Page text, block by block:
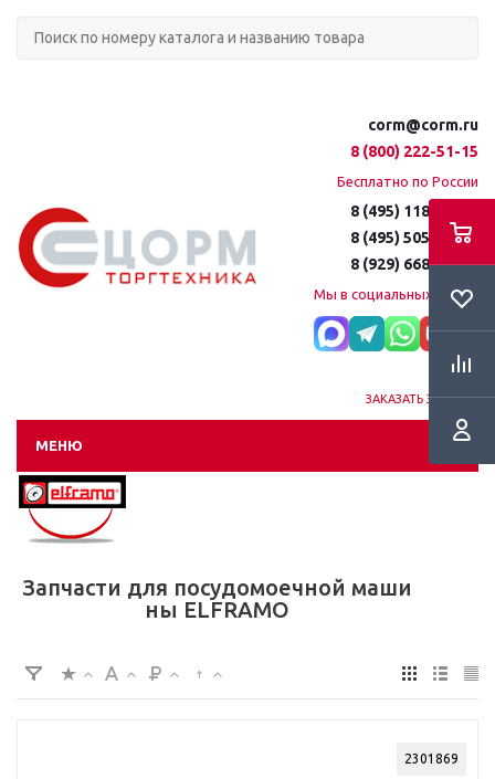
corm@corm.ru
8 (800) 222-51-15
Бесплатно по России
8 (495) 118-61-16
8 (495) 505-51-15
8 (929) 668-95-35
Мы в социальных сетях:
ЗАКАЗАТЬ ЗВОНОК
МЕНЮ
Запчасти для посудомоечной маши
ны ELFRAMO
2301869